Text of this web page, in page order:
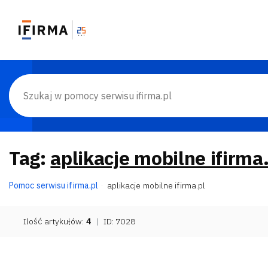
Tag: aplikacje mobilne
Pomoc serwisu ifirma.pl aplikacje mobilne ifirma.pl
Ilość artykułów: 4 | ID: 7028